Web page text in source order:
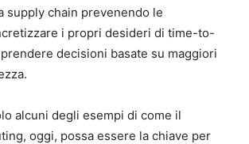
supply chain prevenendo le
i propri desideri di time-to-
decisioni basate su maggiori
alcuni degli esempi di come il
oggi, possa essere la chiave per